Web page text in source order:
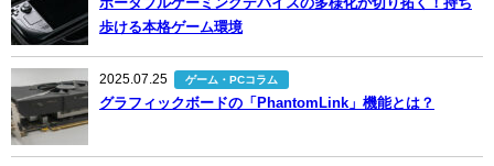
歩ける本格ゲーム環境
2025.07.25 ゲーム・PCコラム
グラフィックボードの「PhantomLink」機能とは？